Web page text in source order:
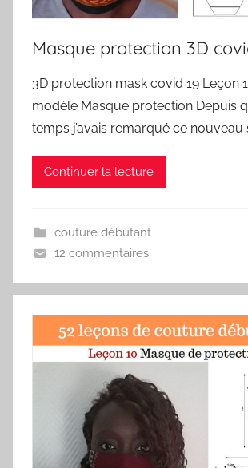
Masque protection 3D
3D protection mask covid 19 Leçon
modèle Masque protection Depuis
temps j’avais remarqué ce nouveau
Continuer la lecture
couture débutant
12 commentaires